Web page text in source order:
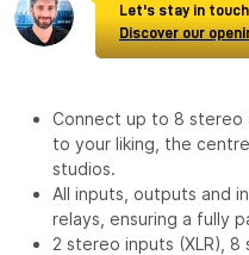
Let's stay in touch
Discover our
Connect up to 8 stereo
to your liking, the
studios.
All inputs, outputs and
relays, ensuring a fully
2 stereo inputs (XLR),